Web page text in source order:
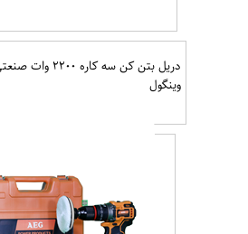
دریل بتن کن سه کاره
وینگول